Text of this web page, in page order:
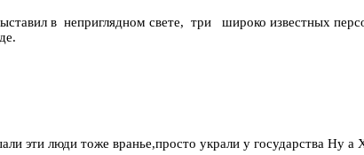
в неприглядном свете, три широко известных
эти люди тоже вранье,просто украли у государства